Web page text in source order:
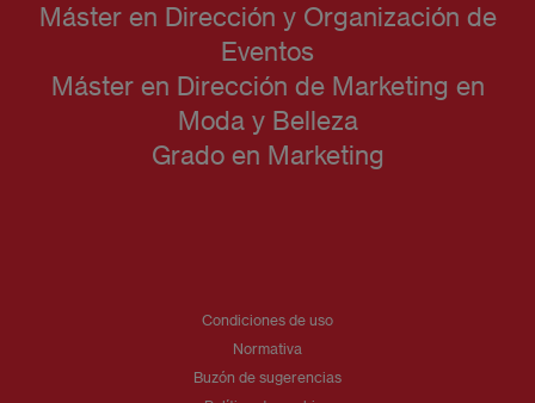
Máster en Dirección y Organización de
Eventos
Máster en Dirección de Marketing en
Moda y Belleza
Grado en Marketing
Condiciones de uso
Normativa
Buzón de sugerencias